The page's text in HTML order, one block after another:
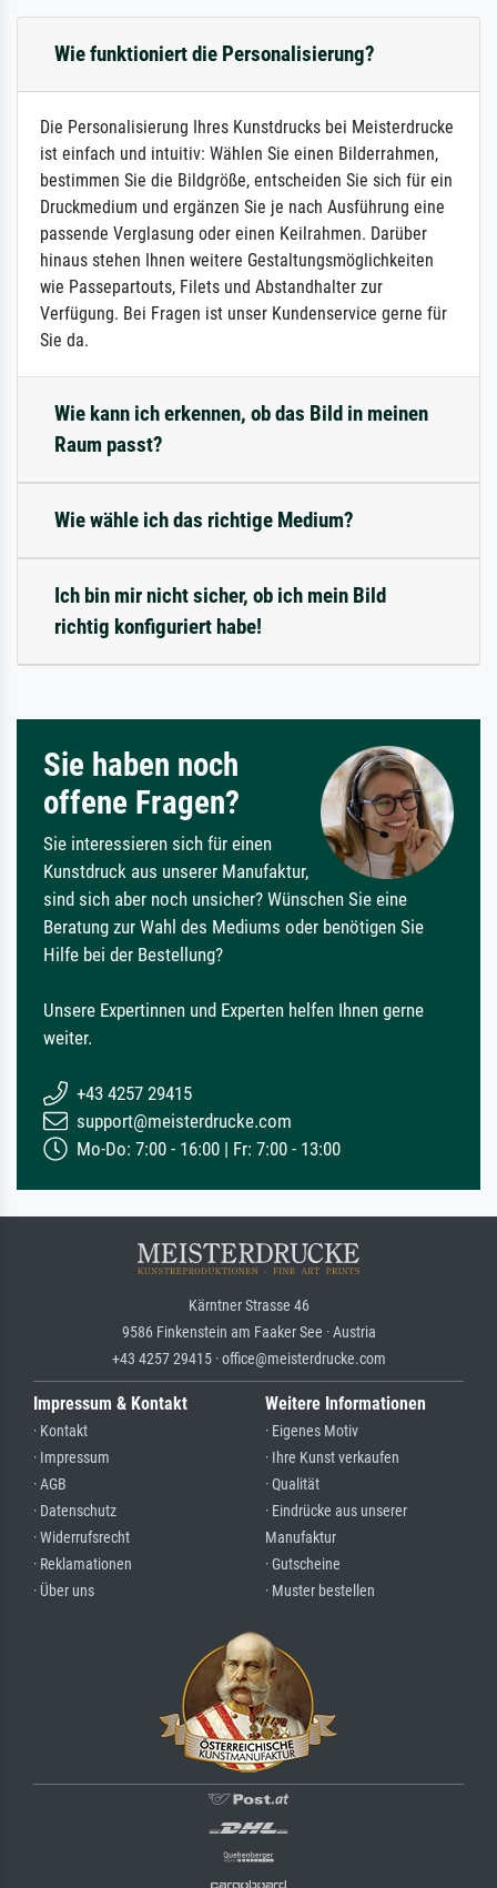
Wie funktioniert die Personalisierung?
Die Personalisierung Ihres Kunstdrucks bei Meisterdrucke
ist einfach und intuitiv: Wählen Sie einen Bilderrahmen,
bestimmen Sie die Bildgröße, entscheiden Sie sich für ein
Druckmedium und ergänzen Sie je nach Ausführung eine
passende Verglasung oder einen Keilrahmen. Darüber
hinaus stehen Ihnen weitere Gestaltungsmöglichkeiten
wie Passepartouts, Filets und Abstandhalter zur
Verfügung. Bei Fragen ist unser Kundenservice gerne für
Sie da.
Wie kann ich erkennen, ob das Bild in meinen
Raum passt?
Wie wähle ich das richtige Medium?
Ich bin mir nicht sicher, ob ich mein Bild
richtig konfiguriert habe!
Sie haben noch
offene Fragen?
Sie interessieren sich für einen
Kunstdruck aus unserer Manufaktur,
sind sich aber noch unsicher? Wünschen Sie eine
Beratung zur Wahl des Mediums oder benötigen Sie
Hilfe bei der Bestellung?
Unsere Expertinnen und Experten helfen Ihnen gerne
weiter.
+43 4257 29415
support@meisterdrucke.com
Mo-Do: 7:00 - 16:00 | Fr: 7:00 - 13:00
Kärntner Strasse 46
9586 Finkenstein am Faaker See · Austria
+43 4257 29415 · office@meisterdrucke.com
Impressum & Kontakt
· Kontakt
· Impressum
· AGB
· Datenschutz
· Widerrufsrecht
· Reklamationen
· Über uns
Weitere Informationen
· Eigenes Motiv
· Ihre Kunst verkaufen
· Qualität
· Eindrücke aus unserer
Manufaktur
· Gutscheine
· Muster bestellen